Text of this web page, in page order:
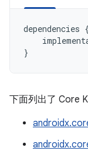
dependencies {
}
下面列出了 Core